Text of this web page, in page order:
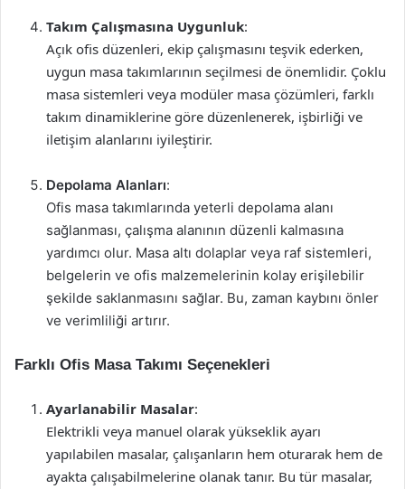
Takım Çalışmasına Uygunluk:
Açık ofis düzenleri, ekip çalışmasını teşvik ederken,
uygun masa takımlarının seçilmesi de önemlidir. Çoklu
masa sistemleri veya modüler masa çözümleri, farklı
takım dinamiklerine göre düzenlenerek, işbirliği ve
iletişim alanlarını iyileştirir.
Depolama Alanları:
Ofis masa takımlarında yeterli depolama alanı
sağlanması, çalışma alanının düzenli kalmasına
yardımcı olur. Masa altı dolaplar veya raf sistemleri,
belgelerin ve ofis malzemelerinin kolay erişilebilir
şekilde saklanmasını sağlar. Bu, zaman kaybını önler
ve verimliliği artırır.
Farklı Ofis Masa Takımı Seçenekleri
Ayarlanabilir Masalar:
Elektrikli veya manuel olarak yükseklik ayarı
yapılabilen masalar, çalışanların hem oturarak hem de
ayakta çalışabilmelerine olanak tanır. Bu tür masalar,